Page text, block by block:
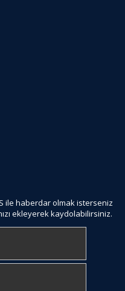
ile haberdar olmak isterseniz
ekleyerek kaydolabilirsiniz.